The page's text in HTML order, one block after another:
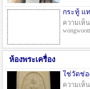
กระทู้ แ
ความเห็
ห้องพระเครื่อง
ใช่วัดช่
ความเห็